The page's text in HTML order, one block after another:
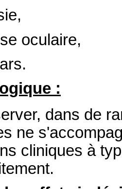
oculaire,
:
dans de
ne
cliniques à